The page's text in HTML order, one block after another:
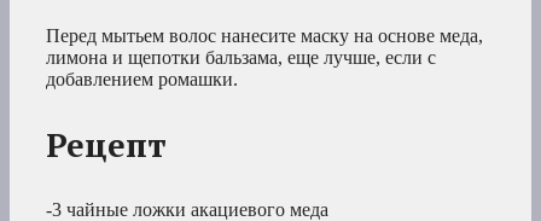
Перед мытьем волос нанесите маску на основе меда,
лимона и щепотки бальзама, еще лучше, если с
добавлением ромашки.
Рецепт
-3 чайные ложки акациевого меда